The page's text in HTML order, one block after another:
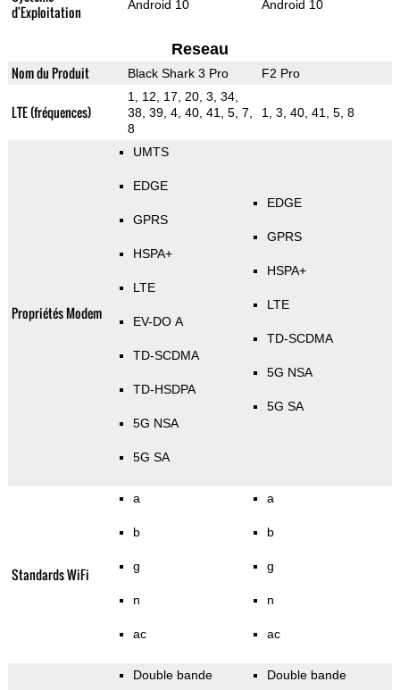
d'Exploitation
Android 10 Android 10
Reseau
Nom du Produit Black Shark 3 Pro F2 Pro
LTE (fréquences)
1, 12, 17, 20, 3, 34,
38, 39, 4, 40, 41, 5, 7,
8
1, 3, 40, 41, 5, 8
Propriétés Modem
UMTS
EDGE
GPRS
HSPA+
LTE
EV-DO A
TD-SCDMA
TD-HSDPA
5G NSA
5G SA
EDGE
GPRS
HSPA+
LTE
TD-SCDMA
5G NSA
5G SA
Standards WiFi
a
b
g
n
ac
a
b
g
n
ac
Double bande Double bande